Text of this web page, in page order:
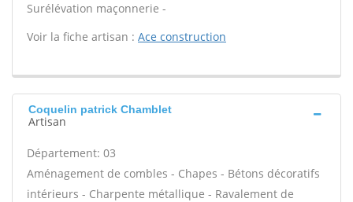
Surélévation maçonnerie -
Voir la fiche artisan : Ace construction
Coquelin patrick Chamblet
Artisan
Département: 03
Aménagement de combles - Chapes - Bétons décoratifs
intérieurs - Charpente métallique - Ravalement de